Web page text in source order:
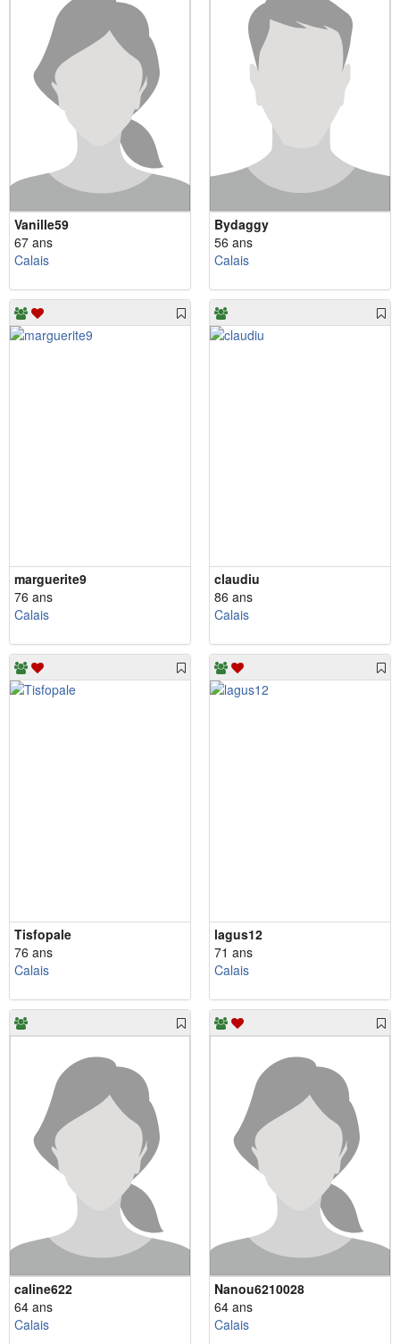
Vanille59
67 ans
Calais
Bydaggy
56 ans
Calais
marguerite9
76 ans
Calais
claudiu
86 ans
Calais
Tisfopale
76 ans
Calais
lagus12
71 ans
Calais
caline622
64 ans
Calais
Nanou6210028
64 ans
Calais